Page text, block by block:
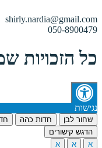
shirly.nardia@gmail.com
050-8900479
כל הזכויות
נגישות
שחור לבן חדות כהה
הדגש קישורים
א
א א